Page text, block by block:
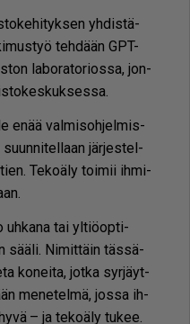
yh­dis­tä­
teh­dään GPT-
la­bo­ra­to­ri­os­sa, jon­
enää val­mi­soh­jel­mis­
suun­ni­tel­laan jär­jes­tel­
Te­ko­ä­ly toi­mii ih­mi­
uh­ka­na tai yl­ti­öop­ti­
sää­li. Ni­mit­täin täs­sä­
ko­nei­ta, jot­ka syr­jäyt­
me­ne­tel­mä, jos­sa ih­
– ja te­ko­ä­ly tu­kee.